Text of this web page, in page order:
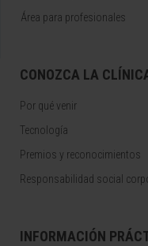
Área para profesionales
CONOZCA LA
Por qué venir
Tecnología
Premios y reconocimientos
Responsabilidad social
INFORMACIÓN